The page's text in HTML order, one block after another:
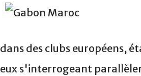
dans des clubs européens,
eux s'interrogeant